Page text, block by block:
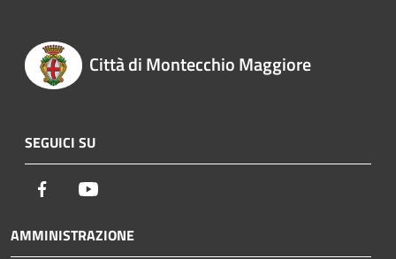
Città di Montecchio Maggiore
SEGUICI SU
Facebook
AMMINISTRAZIONE